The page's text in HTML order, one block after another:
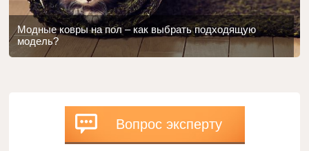
Модные ковры на пол – как выбрать подходящую
модель?
Вопрос эксперту